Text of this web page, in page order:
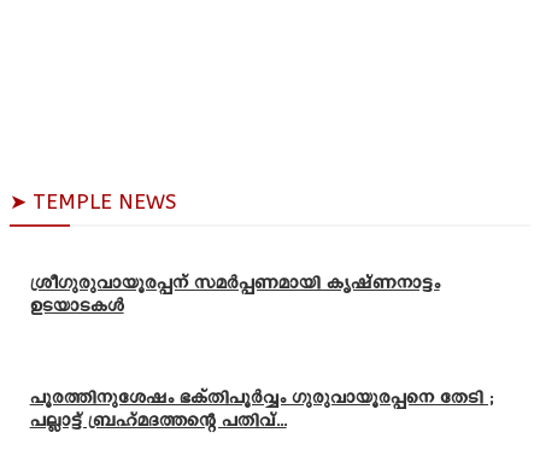
➤ TEMPLE NEWS
ശ്രീഗുരുവായൂരപ്പന് സമർപ്പണമായി കൃഷ്ണനാട്ടം
ഉടയാടകൾ
പൂരത്തിനുശേഷം ഭക്തിപൂർവ്വം ഗുരുവായൂരപ്പനെ തേടി ;
പല്ലാട്ട് ബ്രഹ്മദത്തന്റെ പതിവ്...